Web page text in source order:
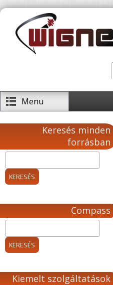
Ugrás a tartalomra
Keresés űrlap
Menu
Keresés minden
forrásban
Compass
Kiemelt szolgáltatások
Jelenlegi hely